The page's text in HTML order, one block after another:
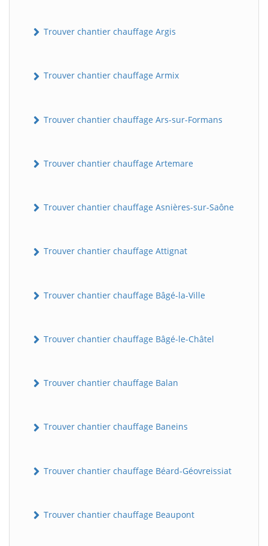
Trouver chantier chauffage Argis
Trouver chantier chauffage Armix
Trouver chantier chauffage Ars-sur-Formans
Trouver chantier chauffage Artemare
Trouver chantier chauffage Asnières-sur-Saône
Trouver chantier chauffage Attignat
Trouver chantier chauffage Bâgé-la-Ville
Trouver chantier chauffage Bâgé-le-Châtel
Trouver chantier chauffage Balan
Trouver chantier chauffage Baneins
Trouver chantier chauffage Béard-Géovreissiat
Trouver chantier chauffage Beaupont